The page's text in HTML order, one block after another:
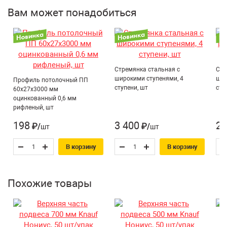
Возможность наращивания подвеса за счет применения
Нониус-удлинителя и Нониус-соединителя до любого
размера.
Страна производитель: Россия
Толщина металла: 0,9 мм
Вам может понадобиться
Профиль потолочный ПП
60х27х3000 мм
оцинкованный 0,6 мм
рифленый, шт
198 ₽/шт
В корзину
Стремянка стальная с
широкими ступенями, 4
ступени, шт
3 400 ₽/шт
В корзину
2
Похожие товары